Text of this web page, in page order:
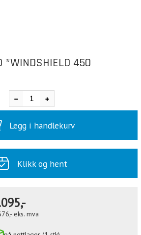
*WINDSHIELD 450
Legg i handlekurv
Klikk og hent
eks. mva